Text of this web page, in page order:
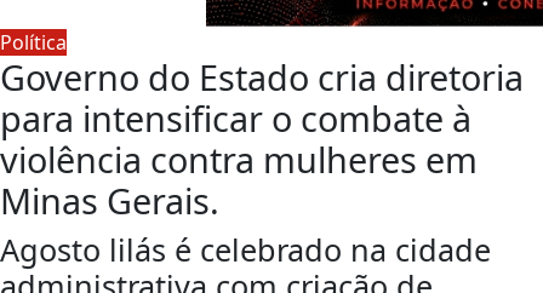
Política
Governo do Estado cria diretoria
para intensificar o combate à
violência contra mulheres em
Minas Gerais.
Agosto lilás é celebrado na cidade